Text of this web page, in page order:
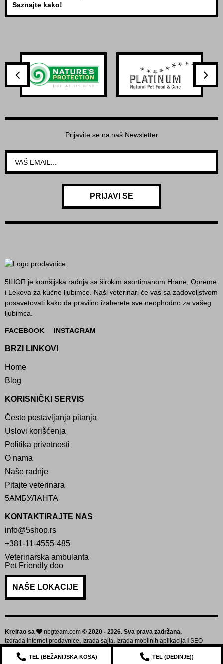
Saznajte kako!
Prijavite se na naš Newsletter
PRIJAVI SE
5ШОП je komšijska radnja sa širokim asortimanom Hrane, Opreme
i Lekova za kućne ljubimce. Naši veterinari će vas sa zadovoljstvom
posavetovati kako da pravilno izaberete sve neophodno za vašeg
ljubimca.
FACEBOOK INSTAGRAM
BRZI LINKOVI
Home
Blog
KORISNIČKI SERVIS
Često postavljanja pitanja
Uslovi korišćenja
Politika privatnosti
O nama
Naše radnje
Pitajte veterinara
5АМБУЛАНТА
KONTAKTIRAJTE NAS
info@5shop.rs
+381-11-4555-485
Veterinarska ambulanta
Pet Friendly doo
NAŠE LOKACIJE
Kreirao sa nbgteam.com © 2020 - 2026. Sva prava zadržana.
Izdrada Internet prodavnice, Izrada sajta, Izrada mobilnih aplikacija i SEO
TEL (BEŽANIJSKA KOSA) TEL (DEDINJE))